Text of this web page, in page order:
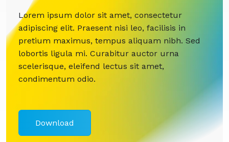
Lorem ipsum dolor sit amet, consectetur
adipiscing elit. Praesent nisi leo, facilisis in
pretium maximus, tempus aliquam nibh. Sed
lobortis ligula mi. Curabitur auctor urna
scelerisque, eleifend lectus sit amet,
condimentum odio.
Download